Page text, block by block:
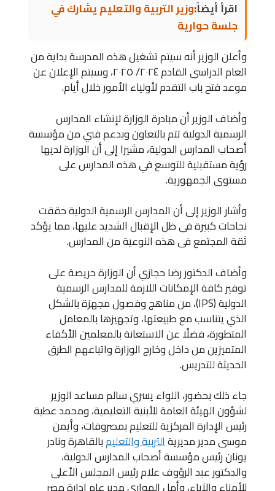
اقرأ أيضاً:وزير التربية والتعليم يشارك في
جلسة حوارية
وأعلن الوزير أنه سيتم تشغيل هذه المدرسة بداية من
العام الدراسى القادم ٢٠٢٤/ ٢٠٢٥، وسيتم الإعلان عن
موعد فتح باب التقدم لأولياء الأمور خلال أيام.
وأضاف الوزير أن مبادرة الوزارة لإنشاء المدارس
الرسمية الدولية تتم بالتعاون وبدعم فني من مؤسسة
أصحاب المدارس الدولية، مشيرا إلى أن الوزارة لديها
رؤية مستقبلية للتوسع في هذه المدارس على
مستوى الجمهورية.
وأشار الوزير إلى أن المدارس الرسمية الدولية حققت
نجاحات كبيرة فى ظل الإقبال الشديد عليها، مما يؤكد
ثقة المجتمع فى هذه النوعية من المدارس.
وأضاف الدكتور رضا حجازي أن الوزارة حريصة على
توفير كافة الإمكانات اللازمة للمدارس الرسمية
الدولية (IPS)، من مناهج وفصول مجهزة بالشكل
الذي يتناسب مع طبيعتها، وتجهيزها بالمعامل
المتطورة، فضلًا عن الاستعانة بالمعلمين الأكفاء
المتميزين من داخل وخارج الوزارة واتباعهم الطرق
الحديثة للتدريس.
جاء ذلك بحضور، اللواء يسري سالم مساعد الوزير
لشؤون الهيئة العامة للأبنية التعليمية، ومحمد عطية
رئيس الإدارة المركزية للتعليم بمصروفات، وأيمن
موسى مدير مديريةالتربية والتعليمبالقاهرة ونادر
يونان رئيس مؤسسة أصحاب المدارس الدولية،
والدكتور عبد الرؤوف علام رئيس المجلس الأعلى